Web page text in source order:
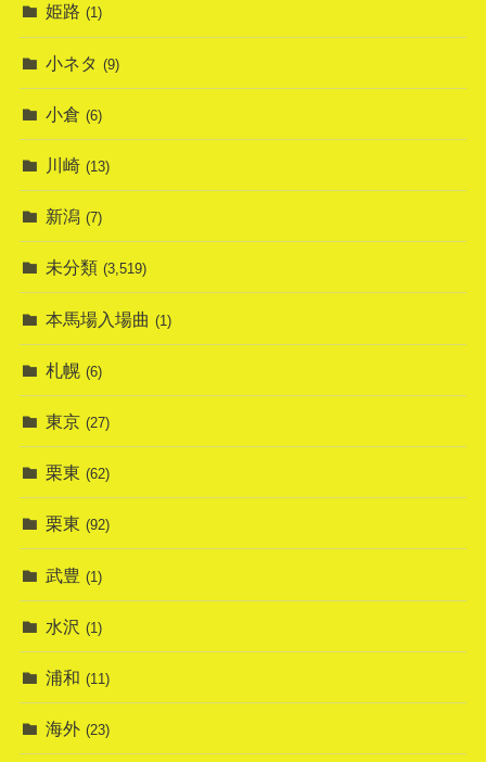
姫路 (1)
小ネタ (9)
小倉 (6)
川崎 (13)
新潟 (7)
未分類 (3,519)
本馬場入場曲 (1)
札幌 (6)
東京 (27)
栗東 (62)
栗東 (92)
武豊 (1)
水沢 (1)
浦和 (11)
海外 (23)